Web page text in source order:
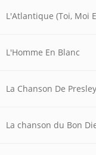
L'Atlantique (Toi, Moi
L'Homme En Blanc
La Chanson De Presley
La chanson du Bon